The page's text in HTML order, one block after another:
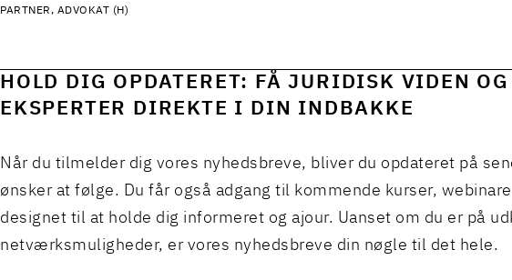
PARTNER, ADVOKAT (H)
HOLD DIG OPDATERET: FÅ JURIDISK VIDEN
EKSPERTER DIREKTE I DIN INDBAKKE
Når du tilmelder dig vores nyhedsbreve, bliver du opdateret på
ønsker at følge. Du får også adgang til kommende kurser,
designet til at holde dig informeret og ajour. Uanset om du er på
netværksmuligheder, er vores nyhedsbreve din nøgle til det hele.